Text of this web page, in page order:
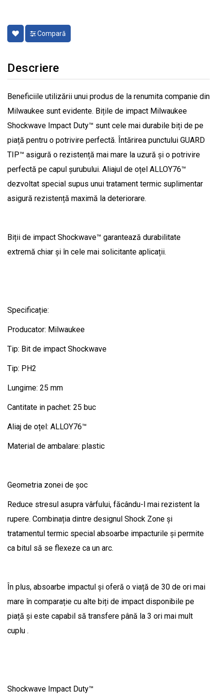
Compară
Descriere
Beneficiile utilizării unui produs de la renumita companie din
Milwaukee sunt evidente. Bițile de impact Milwaukee
Shockwave Impact Duty™ sunt cele mai durabile biți de pe
piață pentru o potrivire perfectă. Întărirea punctului GUARD
TIP™ asigură o rezistență mai mare la uzură și o potrivire
perfectă pe capul șurubului. Aliajul de oțel ALLOY76™
dezvoltat special supus unui tratament termic suplimentar
asigură rezistență maximă la deteriorare.
Biții de impact Shockwave™ garantează durabilitate
extremă chiar și în cele mai solicitante aplicații.
Specificație:
Producator: Milwaukee
Tip: Bit de impact Shockwave
Tip: PH2
Lungime: 25 mm
Cantitate in pachet: 25 buc
Aliaj de oțel: ALLOY76™
Material de ambalare: plastic
Geometria zonei de șoc
Reduce stresul asupra vârfului, făcându-l mai rezistent la
rupere. Combinația dintre designul Shock Zone și
tratamentul termic special absoarbe impacturile și permite
ca bitul să se flexeze ca un arc.
În plus, absoarbe impactul și oferă o viață de 30 de ori mai
mare în comparație cu alte biți de impact disponibile pe
piață și este capabil să transfere până la 3 ori mai mult
cuplu .
Shockwave Impact Duty™